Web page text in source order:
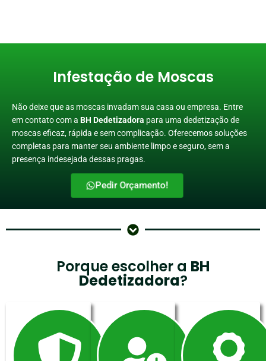
Infestação de Moscas
Não deixe que as moscas invadam sua casa ou empresa. Entre
em contato com a BH Dedetizadora para uma dedetização de
moscas eficaz, rápida e sem complicação. Oferecemos soluções
completas para manter seu ambiente limpo e seguro, sem a
presença indesejada dessas pragas.
Pedir Orçamento!
Porque escolher a BH
Dedetizadora?